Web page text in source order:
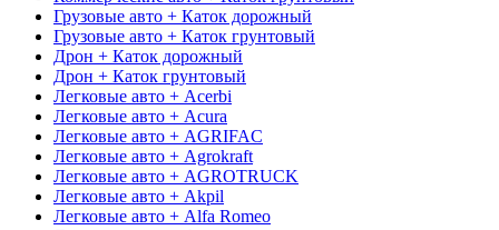
Грузовые авто + Каток дорожный
Грузовые авто + Каток грунтовый
Дрон + Каток дорожный
Дрон + Каток грунтовый
Легковые авто + Acerbi
Легковые авто + Acura
Легковые авто + AGRIFAC
Легковые авто + Agrokraft
Легковые авто + AGROTRUCK
Легковые авто + Akpil
Легковые авто + Alfa Romeo